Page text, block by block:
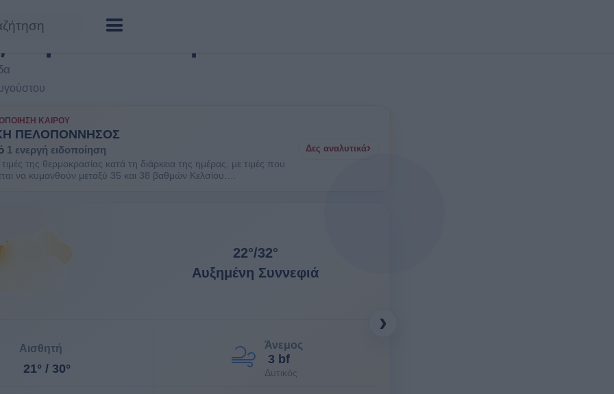
αύριο Χαλανδρίτσα
ΚΑΙΡΟΎ
ΠΕΛΟΠΟΝΝΗΣΟΣ
1 ενεργή ειδοποίηση
της θερμοκρασίας κατά τη διάρκεια της ημέρας, με τιμές που
να κυμανθούν μεταξύ 35 και 38 βαθμών Κελσίου.
Δες αναλυτικά›
›
22°/32°
Αυξημένη Συννεφιά
Αισθητή
21° / 30°
Άνεμος
3 bf
Δυτικός